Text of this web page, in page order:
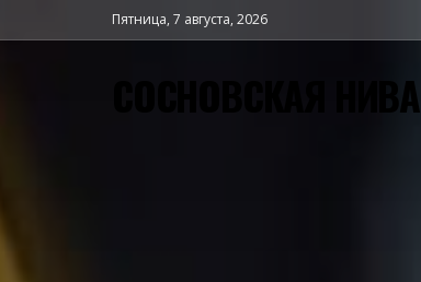
Пятница, 7 августа, 2026
СОСНОВСКАЯ НИВА